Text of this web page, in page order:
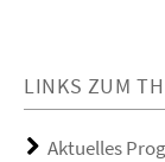
LINKS ZUM
Aktuelles